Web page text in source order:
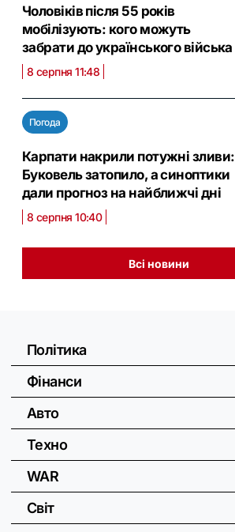
Чоловіків після 55 років
мобілізують: кого можуть
забрати до українського війська
8 серпня 11:48
Погода
Карпати накрили потужні зливи:
Буковель затопило, а синоптики
дали прогноз на найближчі дні
8 серпня 10:40
Всі новини
Політика
Фінанси
Авто
Техно
WAR
Світ